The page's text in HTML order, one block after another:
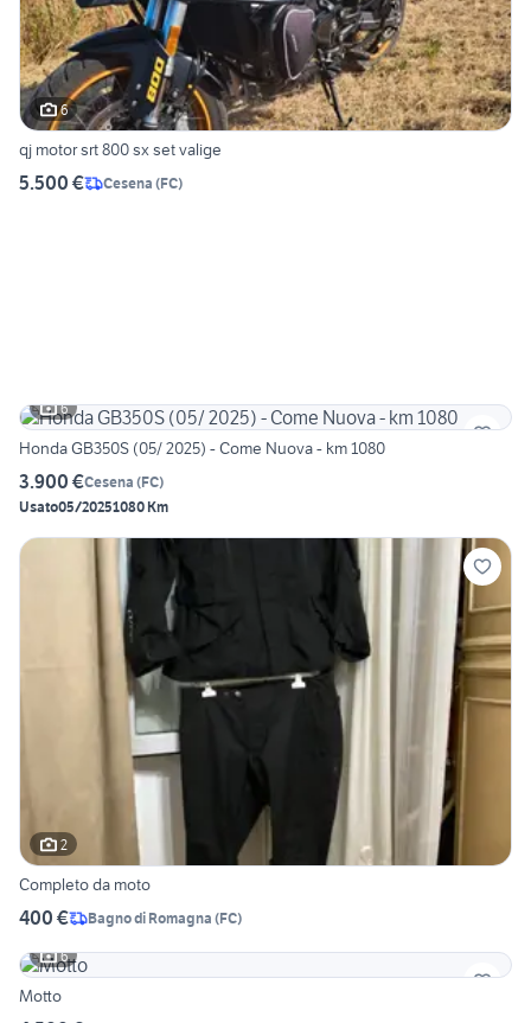
6
qj motor srt 800 sx set valige
5.500 € Cesena (FC)
6
Honda GB350S (05/ 2025) - Come Nuova - km 1080
3.900 €Cesena (FC)
Usato05/20251080 Km
2
Completo da moto
400 € Bagno di Romagna (FC)
6
Motto